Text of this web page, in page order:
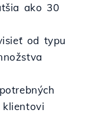
ako 30
od typu